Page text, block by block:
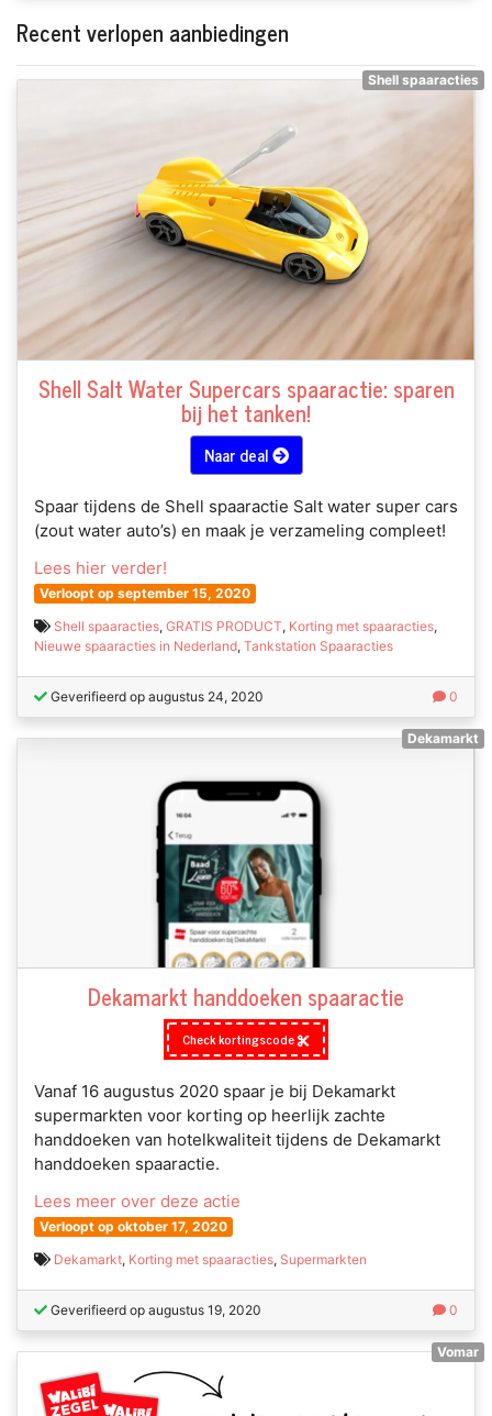
Recent verlopen aanbiedingen
Shell spaaracties
Shell Salt Water Supercars spaaractie: sparen
bij het tanken!
Naar deal
Spaar tijdens de Shell spaaractie Salt water super cars
(zout water auto’s) en maak je verzameling compleet!
Lees hier verder!
Verloopt op september 15, 2020
Shell spaaracties, GRATIS PRODUCT, Korting met spaaracties,
Nieuwe spaaracties in Nederland, Tankstation Spaaracties
Geverifieerd op augustus 24, 2020 0
Dekamarkt
Dekamarkt handdoeken spaaractie
Check kortingscode
Vanaf 16 augustus 2020 spaar je bij Dekamarkt
supermarkten voor korting op heerlijk zachte
handdoeken van hotelkwaliteit tijdens de Dekamarkt
handdoeken spaaractie.
Lees meer over deze actie
Verloopt op oktober 17, 2020
Dekamarkt, Korting met spaaracties, Supermarkten
Geverifieerd op augustus 19, 2020 0
Vomar